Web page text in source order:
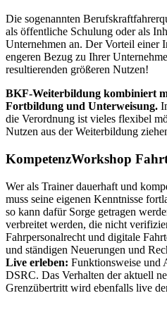
Die sogenannten
als öffentliche Schulung oder als
Unternehmen an. Der Vorteil einer
engeren Bezug zu Ihrer
resultierenden größeren Nutzen!
BKF-Weiterbildung kombiniert
Fortbildung und Unterweisung.
die Verordnung ist vieles flexibel
Nutzen aus der Weiterbildung
KompetenzWorkshop
Wer als Trainer dauerhaft und
muss seine eigenen Kenntnisse
so kann dafür Sorge getragen
verbreitet werden, die nicht
Fahrpersonalrecht und digitale
und ständigen Neuerungen und
Live erleben: Funktionsweise und
DSRC. Das Verhalten der aktuell
Grenzübertritt wird ebenfalls live